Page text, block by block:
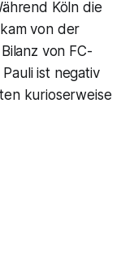
Köln die
von der
von FC-
ist negativ
kurioserweise